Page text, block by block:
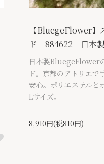
【BluegeFlower】
ド 884622 日本製
日本製BluegeFlower
ド。京都のアトリエで
安心。ポリエステルと
Lサイズ。
8,910円(税810円)